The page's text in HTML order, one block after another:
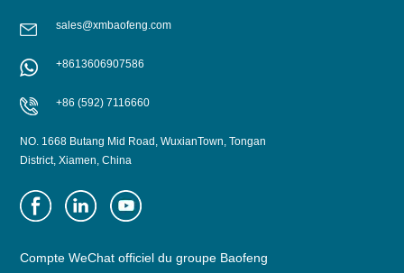
sales@xmbaofeng.com
+8613606907586
+86 (592) 7116660
NO. 1668 Butang Mid Road, WuxianTown, Tongan
District, Xiamen, China
Compte WeChat officiel du groupe Baofeng